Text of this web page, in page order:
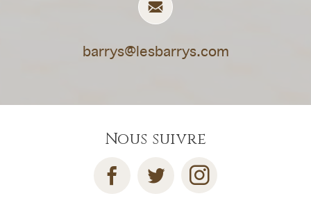
barrys@lesbarrys.com
Nous suivre